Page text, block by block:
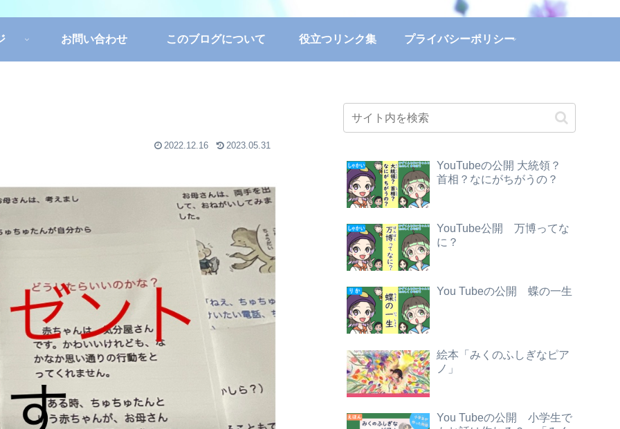
お問い合わせ このブログについて 役立つリンク集 プライバシーポリシー
2022.12.16 2023.05.31
YouTubeの公開 大統領？
首相？なにがちがうの？
YouTube公開 万博ってな
に？
You Tubeの公開 蝶の一生
絵本「みくのふしぎなピア
ノ」
You Tubeの公開 小学生で